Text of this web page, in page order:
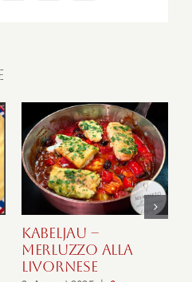
Kabeljau –
Merluzzo alla
Livornese